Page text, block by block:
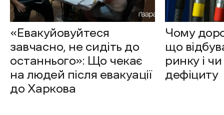
«Евакуйовуйтеся
завчасно, не сидіть до
останнього»: Що чекає
на людей після евакуації
до Харкова
Чому
що
ринку і
дефіциту